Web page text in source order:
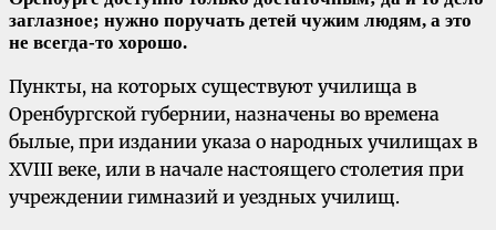
заглазное; нужно поручать детей чужим людям, а это
не всегда-то хорошо.
Пункты, на которых существуют училища в
Оренбургской губернии, назначены во времена
былые, при издании указа о народных училищах в
XVIII веке, или в начале настоящего столетия при
учреждении гимназий и уездных училищ.